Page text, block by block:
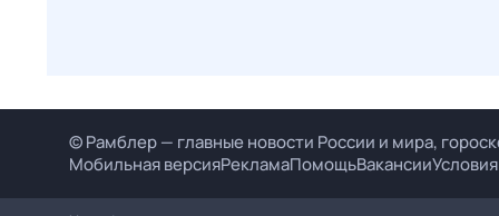
© Рамблер — главные новости России и мира,
Мобильная версияРекламаПомощьВакансии